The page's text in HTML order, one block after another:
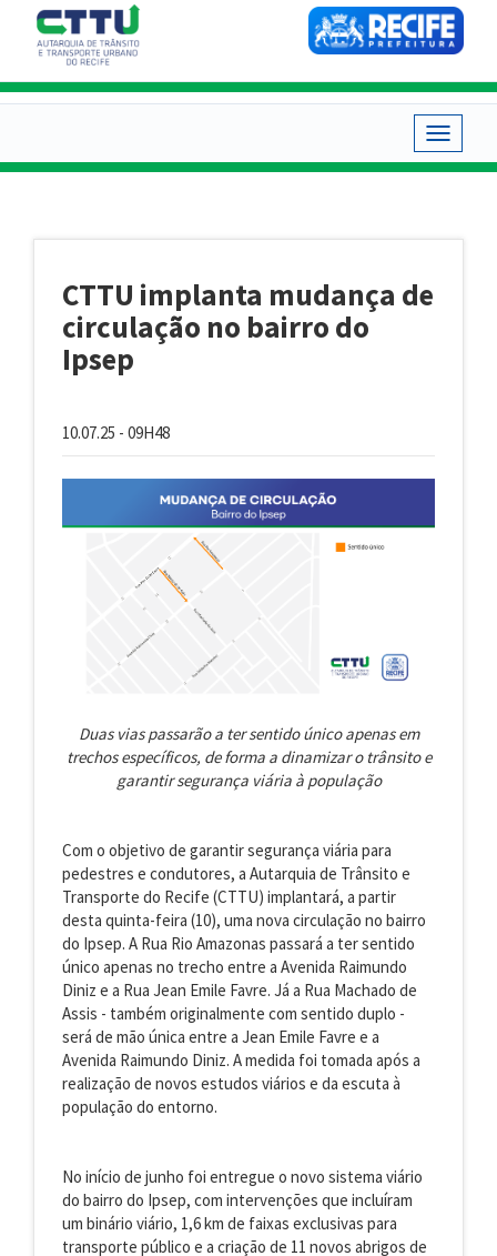
conteúdo
principal
Toggle
CTTU implanta mudança de
circulação no bairro do
Ipsep
10.07.25 - 09H48
Duas vias passarão a ter sentido único apenas em
trechos específicos, de forma a dinamizar o trânsito e
garantir segurança viária à população
Com o objetivo de garantir segurança viária para
pedestres e condutores, a Autarquia de Trânsito e
Transporte do Recife (CTTU) implantará, a partir
desta quinta-feira (10), uma nova circulação no bairro
do Ipsep. A Rua Rio Amazonas passará a ter sentido
único apenas no trecho entre a Avenida Raimundo
Diniz e a Rua Jean Emile Favre. Já a Rua Machado de
Assis - também originalmente com sentido duplo -
será de mão única entre a Jean Emile Favre e a
Avenida Raimundo Diniz. A medida foi tomada após a
realização de novos estudos viários e da escuta à
população do entorno.
No início de junho foi entregue o novo sistema viário
do bairro do Ipsep, com intervenções que incluíram
um binário viário, 1,6 km de faixas exclusivas para
transporte público e a criação de 11 novos abrigos de